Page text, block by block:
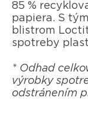
85 %
papiera. S
blistrom
spotreby
* Odhad
výrobky
odstránením